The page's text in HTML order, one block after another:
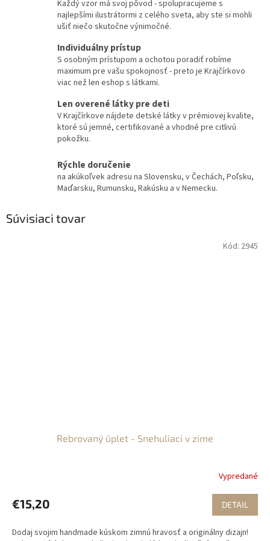
Každý vzor má svoj pôvod - spolupracujeme s
najlepšími ilustrátormi z celého sveta, aby ste si mohli
ušiť niečo skutočne výnimočné.
Individuálny prístup
S osobným prístupom a ochotou poradiť robíme
maximum pre vašu spokojnosť - preto je Krajčírkovo
viac než len eshop s látkami.
Len overené látky pre deti
V Krajčírkove nájdete detské látky v prémiovej kvalite,
ktoré sú jemné, certifikované a vhodné pre citlivú
pokožku.
Rýchle doručenie
na akúkoľvek adresu na Slovensku, v Čechách, Poľsku,
Maďarsku, Rumunsku, Rakúsku a v Nemecku.
Súvisiaci tovar
Rebrovaný úplet - Snehuliaci v zime
Vypredané
€15,20 DETAIL
Dodaj svojim handmade kúskom zimnú hravosť a originálny dizajn!
Kód: 2945